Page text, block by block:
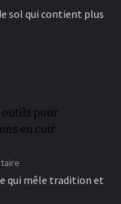
un
sol qui contient plus
outils pour
en cuir
Les
indispensables
qui mêle tradition et